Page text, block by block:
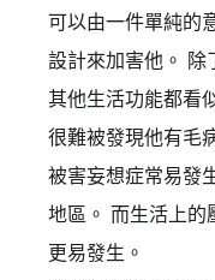
忘記密碼？
可以由一件單純的
設計來加害他。 除
其他生活功能都看
很難被發現他有毛
被害妄想症常易發
地區。 而生活上的
更易發生。